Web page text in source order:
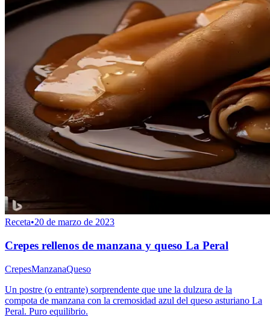
Receta•20 de marzo de 2023
Crepes rellenos de manzana y queso La Peral
CrepesManzanaQueso
Un postre (o entrante) sorprendente que une la dulzura de la
compota de manzana con la cremosidad azul del queso asturiano La
Peral. Puro equilibrio.